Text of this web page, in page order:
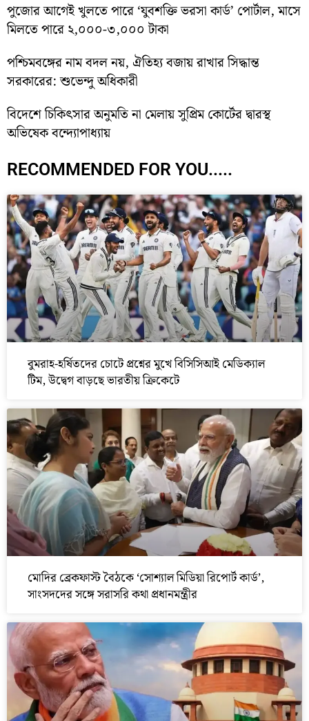
পুজোর আগেই খুলতে পারে ‘যুবশক্তি ভরসা কার্ড’ পোর্টাল, মাসে
মিলতে পারে ২,০০০-৩,০০০ টাকা
পশ্চিমবঙ্গের নাম বদল নয়, ঐতিহ্য বজায় রাখার সিদ্ধান্ত
সরকারের: শুভেন্দু অধিকারী
বিদেশে চিকিৎসার অনুমতি না মেলায় সুপ্রিম কোর্টের দ্বারস্থ
অভিষেক বন্দ্যোপাধ্যায়
RECOMMENDED FOR YOU.....
বুমরাহ-হর্ষিতদের চোটে প্রশ্নের মুখে বিসিসিআই মেডিক্যাল
টিম, উদ্বেগ বাড়ছে ভারতীয় ক্রিকেটে
মোদির ব্রেকফাস্ট বৈঠকে ‘সোশ্যাল মিডিয়া রিপোর্ট কার্ড’,
সাংসদদের সঙ্গে সরাসরি কথা প্রধানমন্ত্রীর